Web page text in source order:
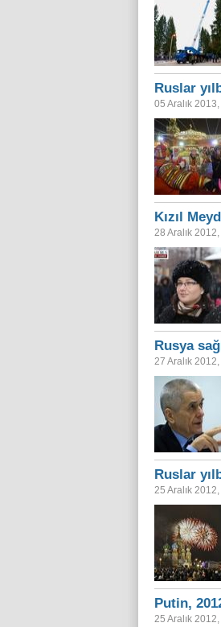
Ruslar
05 Aralık
Kızıl
28 Aralık
Rusya
27 Aralık
Ruslar
25 Aralık
Putin,
25 Aralık